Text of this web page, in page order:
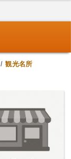
観光名所